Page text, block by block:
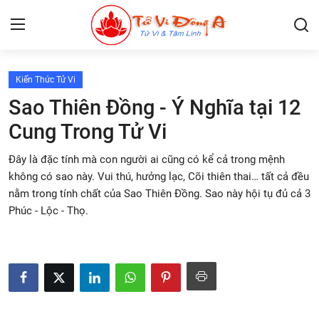
Lập Lá Số Tử Vi
Kiến Thức Tử Vi
Xem bói
Tâm Linh
Liên Hệ
Kiến Thức Tử Vi
Sao Thiên Đồng - Ý Nghĩa tại 12
Cung Trong Tử Vi
Đây là đặc tính mà con người ai cũng có kể cả trong mệnh
không có sao này. Vui thú, hưởng lạc, Cõi thiên thai… tất cả đều
nằm trong tính chất của Sao Thiên Đồng. Sao này hội tụ đủ cả 3
Phúc - Lộc - Thọ.